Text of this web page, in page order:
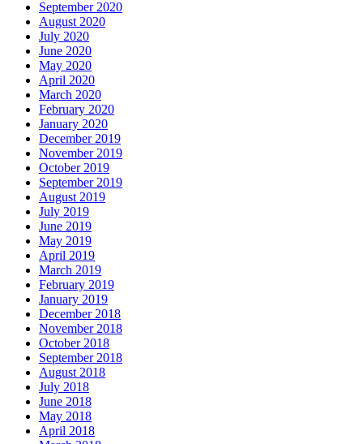
September 2020
August 2020
July 2020
June 2020
May 2020
April 2020
March 2020
February 2020
January 2020
December 2019
November 2019
October 2019
September 2019
August 2019
July 2019
June 2019
May 2019
April 2019
March 2019
February 2019
January 2019
December 2018
November 2018
October 2018
September 2018
August 2018
July 2018
June 2018
May 2018
April 2018